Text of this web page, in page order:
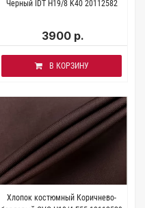
Черный IDT H19/8 K40 20112582
3900 р.
В КОРЗИНУ
Хлопок костюмный Коричнево-